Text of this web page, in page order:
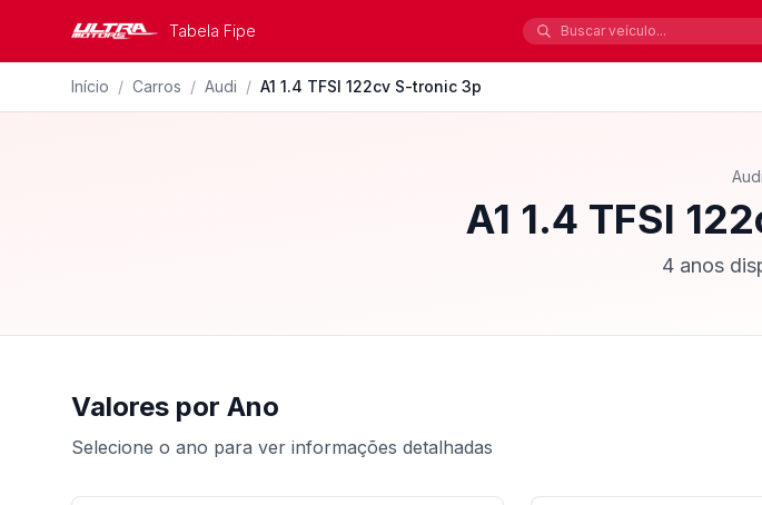
Tabela Fipe
Início / Carros / Audi / A1 1.4 TFSI 122cv S-tronic 3p
Audi
A1 1.4 TFSI
4 anos
Valores por Ano
Selecione o ano para ver informações detalhadas